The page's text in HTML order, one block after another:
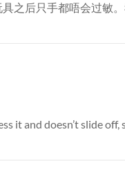
之后只手都唔会过敏
it and doesn’t slide